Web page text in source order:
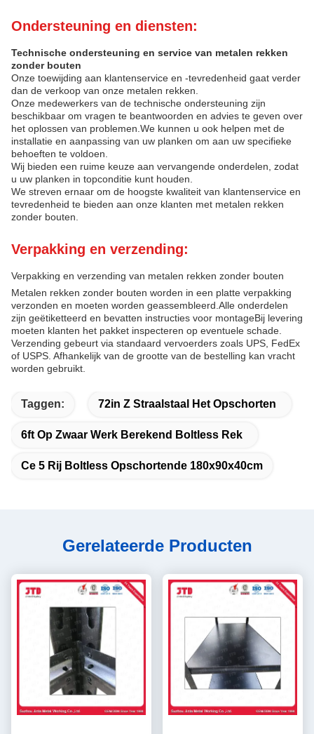
Ondersteuning en diensten:
Technische ondersteuning en service van metalen rekken
zonder bouten
Onze toewijding aan klantenservice en -tevredenheid gaat verder
dan de verkoop van onze metalen rekken.
Onze medewerkers van de technische ondersteuning zijn
beschikbaar om vragen te beantwoorden en advies te geven over
het oplossen van problemen.We kunnen u ook helpen met de
installatie en aanpassing van uw planken om aan uw specifieke
behoeften te voldoen.
Wij bieden een ruime keuze aan vervangende onderdelen, zodat
u uw planken in topconditie kunt houden.
We streven ernaar om de hoogste kwaliteit van klantenservice en
tevredenheid te bieden aan onze klanten met metalen rekken
zonder bouten.
Verpakking en verzending:
Verpakking en verzending van metalen rekken zonder bouten
Metalen rekken zonder bouten worden in een platte verpakking
verzonden en moeten worden geassembleerd.Alle onderdelen
zijn geëtiketteerd en bevatten instructies voor montageBij levering
moeten klanten het pakket inspecteren op eventuele schade.
Verzending gebeurt via standaard vervoerders zoals UPS, FedEx
of USPS. Afhankelijk van de grootte van de bestelling kan vracht
worden gebruikt.
Taggen: 72in Z Straalstaal Het Opschorten
6ft Op Zwaar Werk Berekend Boltless Rek
Ce 5 Rij Boltless Opschortende 180x90x40cm
Gerelateerde Producten